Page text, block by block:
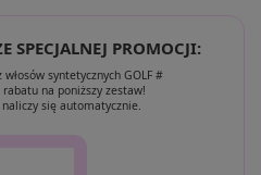
SPECJALNEJ PROMOCJI:
syntetycznych GOLF #
na poniższy zestaw!
się automatycznie.